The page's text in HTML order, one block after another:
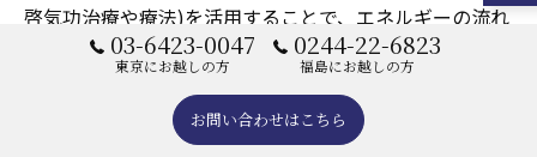
啓気功治療や療法)を活用することで、エネルギーの流れ
を意識し、自己成長を図ることが可能です。気功治療(天
啓気功治療や療法)を通じて自分自身を理解し、内なる力
を強化することで、次回の実践に向けた期待感が高まる
03-6423-0047
東京にお越しの方
0244-22-6823
福島にお越しの方
お問い合わせはこちら